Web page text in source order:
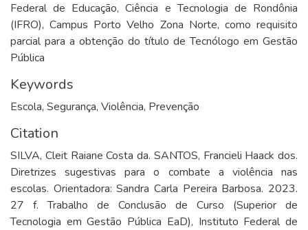
Federal de Educação, Ciência e Tecnologia de Rondônia
(IFRO), Campus Porto Velho Zona Norte, como requisito
parcial para a obtenção do título de Tecnólogo em Gestão
Pública
Keywords
Escola, Segurança, Violência, Prevenção
Citation
SILVA, Cleit Raiane Costa da. SANTOS, Francieli Haack dos.
Diretrizes sugestivas para o combate a violência nas
escolas. Orientadora: Sandra Carla Pereira Barbosa. 2023.
27 f. Trabalho de Conclusão de Curso (Superior de
Tecnologia em Gestão Pública EaD), Instituto Federal de